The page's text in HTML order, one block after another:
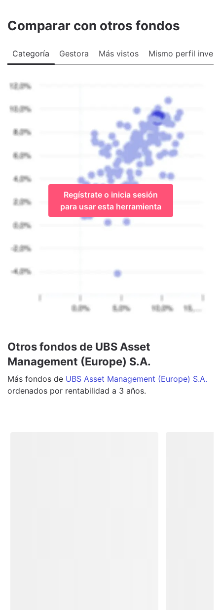
Comparar con otros fondos
Categoría Gestora Más vistos Mismo perfil
Regístrate o inicia sesión
para usar esta herramienta
Otros fondos de UBS Asset
Management (Europe) S.A.
Más fondos de UBS Asset Management (Europe) S.A.
ordenados por rentabilidad a 3 años.